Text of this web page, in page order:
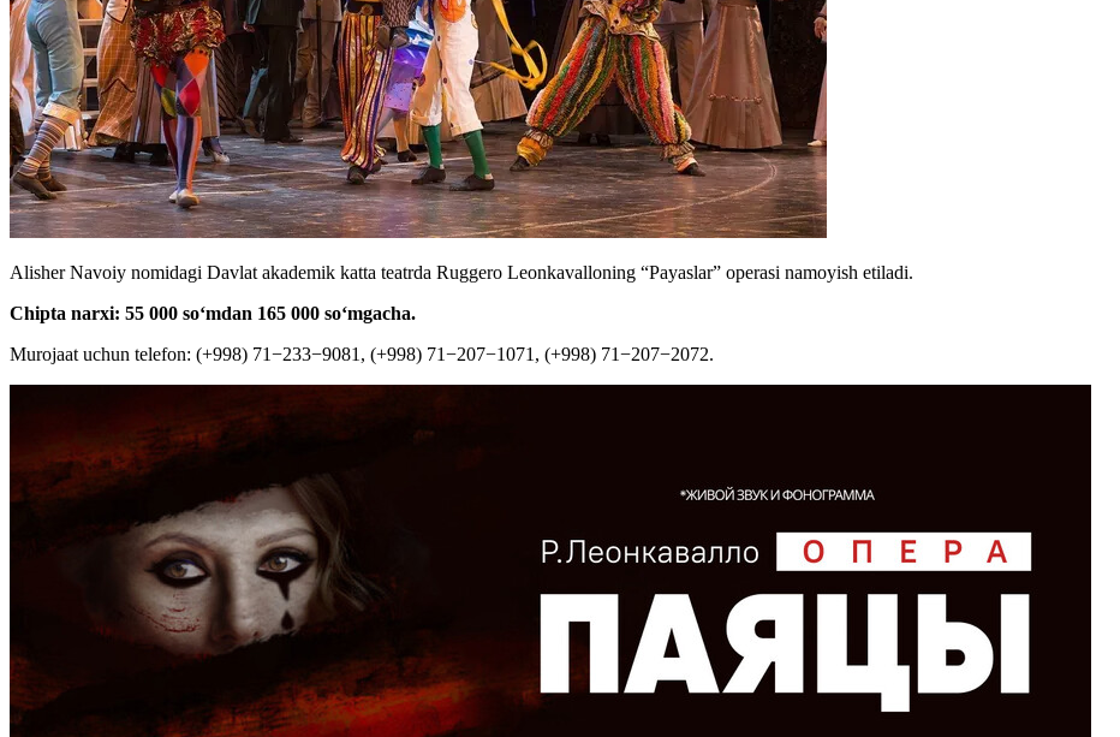
Alisher Navoiy nomidagi Davlat akademik katta teatrda Ruggero Leonkavalloning “Payaslar” operasi namoyish etiladi.
Chipta narxi: 55 000 soʻmdan 165 000 soʻmgacha.
Murojaat uchun telefon: (+998) 71−233−9081, (+998) 71−207−1071, (+998) 71−207−2072.